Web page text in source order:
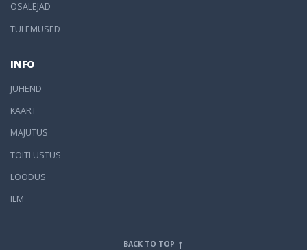
OSALEJAD
TULEMUSED
INFO
JUHEND
KAART
MAJUTUS
TOITLUSTUS
LOODUS
ILM
BACK TO TOP